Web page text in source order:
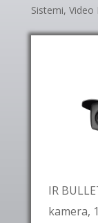
Sistemi, Video
IR
kamera,